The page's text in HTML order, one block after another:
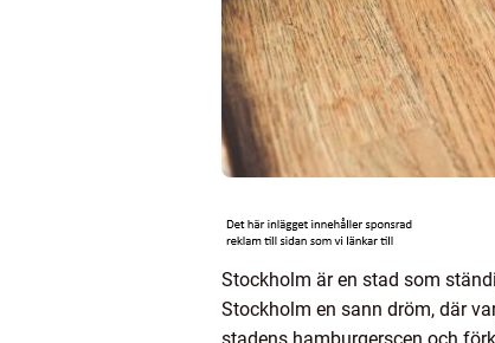
Stockholm är en stad som
Stockholm en sann dröm, där